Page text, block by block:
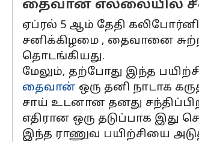
தைவான் எல்லையில்
ஏப்ரல் 5 ஆம் தேதி
சனிக்கிழமை , தைவானை
தொடங்கியது.
மேலும், தற்போது இந்த
தைவான் ஒரு தனி நாடாக
சாய் உடனான தனது
எதிரான ஒரு தடுப்பாக இது
இந்த ராணுவ பயிற்சியை